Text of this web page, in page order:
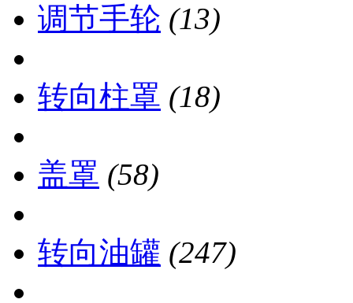
调节手轮 (13)
转向柱罩 (18)
盖罩 (58)
转向油罐 (247)